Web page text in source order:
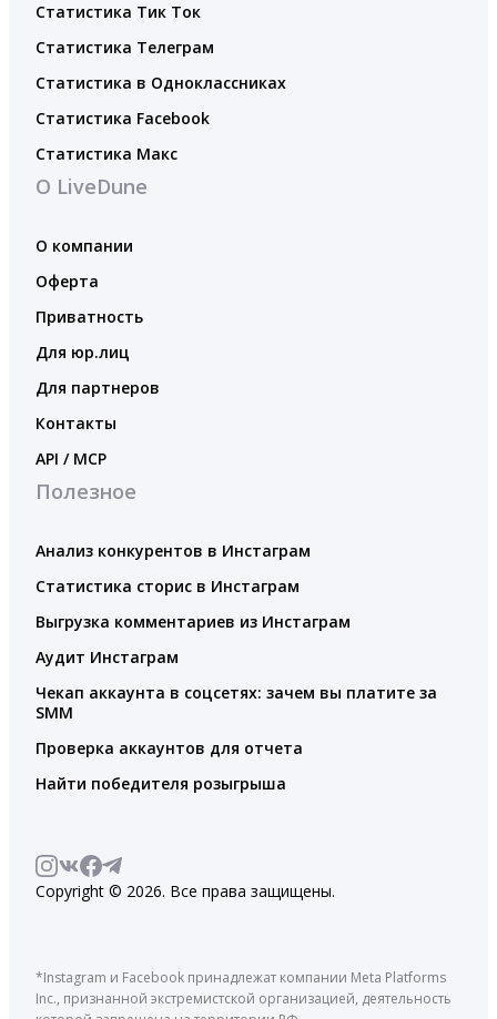
Статистика Тик Ток
Статистика Телеграм
Статистика в Одноклассниках
Статистика Facebook
Статистика Макс
О LiveDune
О компании
Оферта
Приватность
Для юр.лиц
Для партнеров
Контакты
API / MCP
Полезное
Анализ конкурентов в Инстаграм
Статистика сторис в Инстаграм
Выгрузка комментариев из Инстаграм
Аудит Инстаграм
Чекап аккаунта в соцсетях: зачем вы платите за
SMM
Проверка аккаунтов для отчета
Найти победителя розыгрыша
Copyright © 2026. Все права защищены.
*Instagram и Facebook принадлежат компании Meta Platforms
Inc., признанной экстремистской организацией, деятельность